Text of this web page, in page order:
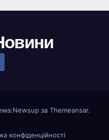
Newsup за Themeansar.
конфіденційності